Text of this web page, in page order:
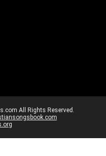
All Rights Reserved.